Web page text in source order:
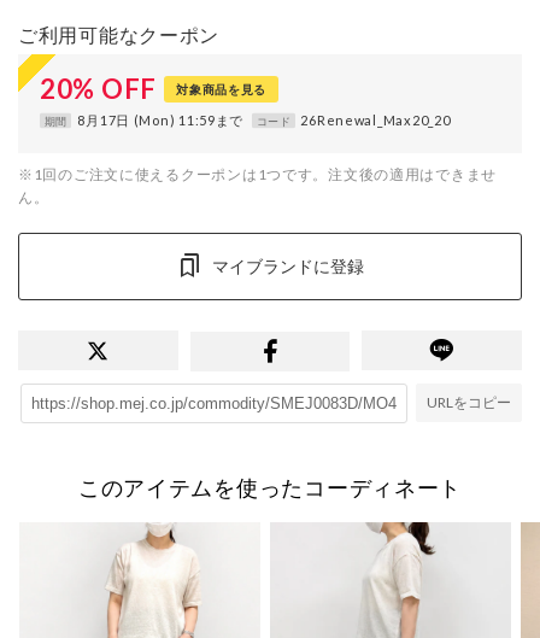
ご利用可能なクーポン
20% OFF 対象商品を見る
期間 8月17日 (Mon) 11:59まで コード 26Renewal_Max20_20
※1回のご注文に使えるクーポンは1つです。注文後の適用はできませ
ん。
マイブランドに登録
URLをコピー
このアイテムを使ったコーディネート